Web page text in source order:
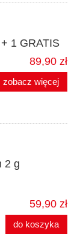
1 GRATIS
89,90 zł
zobacz więcej
2 g
59,90 zł
do koszyka